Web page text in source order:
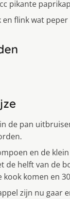
pikante
en flink wat
de pan
en de
de helft van de
kook komen en
zijn nu gaar